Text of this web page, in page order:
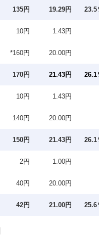
135円 19.29円 23.5％
10円 1.43円
*160円 20.00円
170円 21.43円 26.1％
10円 1.43円
140円 20.00円
150円 21.43円 26.1％
2円 1.00円
40円 20.00円
42円 21.00円 25.6％